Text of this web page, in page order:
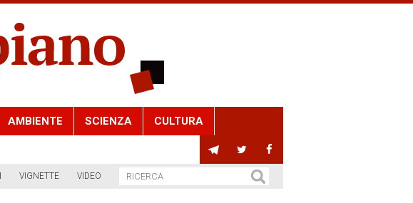
AMBIENTE SCIENZA CULTURA
VIGNETTE VIDEO